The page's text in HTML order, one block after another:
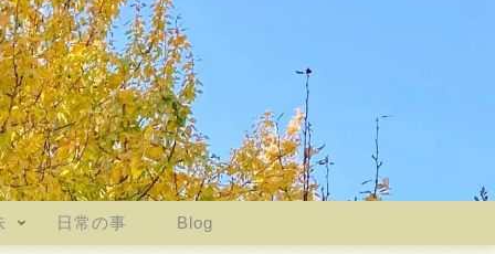
日常の事 Blog